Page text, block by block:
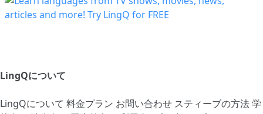
LingQについて
LingQについて 料金プラン お問い合わせ スティーブの方法学